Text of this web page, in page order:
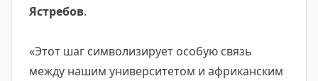
Ястребов.
«Этот шаг символизирует особую связь
между нашим университетом и африканским